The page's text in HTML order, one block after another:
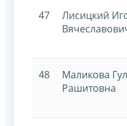
47
Лисицкий
48
Маликова
Рашитовна